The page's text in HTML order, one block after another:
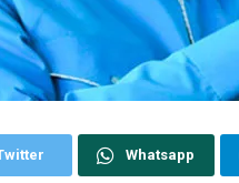
Whatsapp